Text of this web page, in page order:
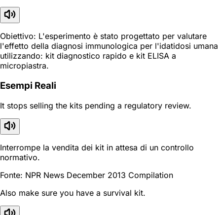
Obiettivo: L'esperimento è stato progettato per valutare
l'effetto della diagnosi immunologica per l'idatidosi umana
utilizzando: kit diagnostico rapido e kit ELISA a
micropiastra.
Esempi Reali
It stops selling the kits pending a regulatory review.
Interrompe la vendita dei kit in attesa di un controllo
normativo.
Fonte: NPR News December 2013 Compilation
Also make sure you have a survival kit.